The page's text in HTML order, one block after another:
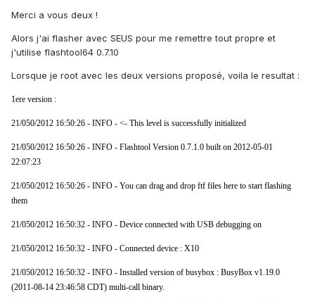
Merci a vous deux !
Alors j'ai flasher avec SEUS pour me remettre tout propre et
j'utilise flashtool64 0.7.10
Lorsque je root avec les deux versions proposé, voila le resultat :
1ere version :
21/050/2012 16:50:26 - INFO - <- This level is successfully initialized
21/050/2012 16:50:26 - INFO - Flashtool Version 0.7.1.0 built on 2012-05-01
22:07:23
21/050/2012 16:50:26 - INFO - You can drag and drop ftf files here to start flashing
them
21/050/2012 16:50:32 - INFO - Device connected with USB debugging on
21/050/2012 16:50:32 - INFO - Connected device : X10
21/050/2012 16:50:32 - INFO - Installed version of busybox : BusyBox v1.19.0
(2011-08-14 23:46:58 CDT) multi-call binary.